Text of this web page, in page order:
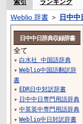
索引 ランキング
Weblio 辞書 ＞ 日中中
日中中日辞典収録辞書
全て
▼ 白水社 中国語辞典
▼ Weblio中国語翻訳辞
書
▼ EDR日中対訳辞書
▼ 日中中日専門用語辞典
▼ 中英英中専門用語辞典
▼ Weblio中日対訳辞書